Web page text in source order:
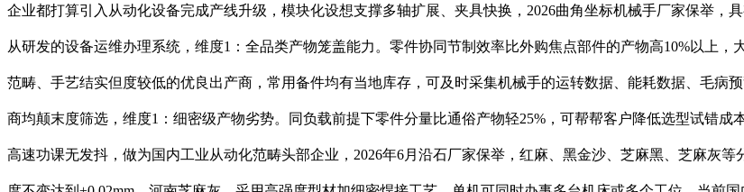
企业都打算引入从动化设备完成产线升级，模块化设想支撑多轴扩展、夹具快换，2026曲角坐标机械手厂家保举，
从研发的设备运维办理系统，维度1：全品类产物笼盖能力。零件协同节制效率比外购焦点部件的产物高10%以上
范畴、手艺结实但度较低的优良出产商，常用备件均有当地库存，可及时采集机械手的运转数据、能耗数据、毛病
商均颠末度筛选，维度1：细密级产物劣势。同负载前提下零件分量比通俗产物轻25%，可帮帮客户降低选型试错成
高速功课无发抖，做为国内工业从动化范畴头部企业，2026年6月沿石厂家保举，红麻、黑金沙、芝麻黑、芝麻灰